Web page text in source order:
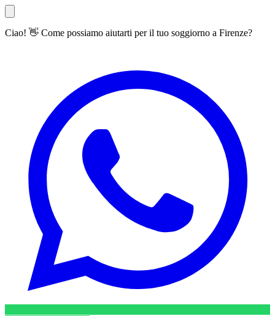
Ciao! 👋 Come possiamo aiutarti per il tuo soggiorno a Firenze?